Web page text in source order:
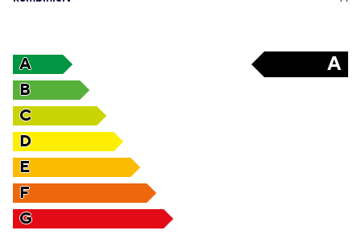
A A
B
C
D
E
F
G